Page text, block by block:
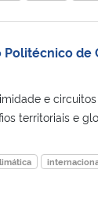
de
e
territoriais e